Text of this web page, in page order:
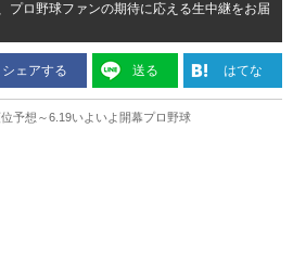
プロ野球ファンの期待に応える生中継をお届
シェアする 送る はてな
予想～6.19いよいよ開幕プロ野球